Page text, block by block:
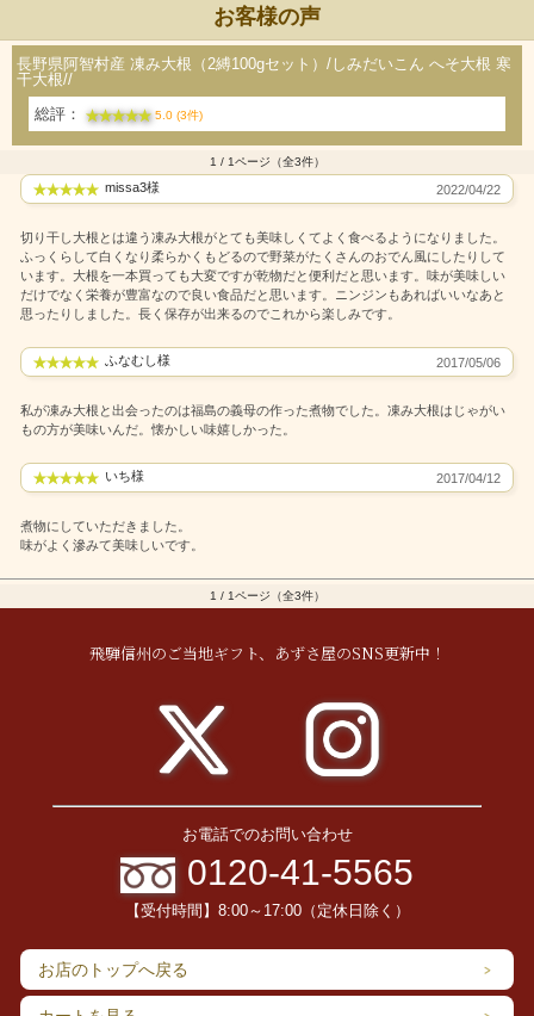
お客様の声
長野県阿智村産 凍み大根（2縛100gセット）/しみだいこん へそ大根 寒
干大根//
総評：
5.0 (3件)
1 / 1ページ（全3件）
missa3様 2022/04/22
切り干し大根とは違う凍み大根がとても美味しくてよく食べるようになりました。
ふっくらして白くなり柔らかくもどるので野菜がたくさんのおでん風にしたりして
います。大根を一本買っても大変ですが乾物だと便利だと思います。味が美味しい
だけでなく栄養が豊富なので良い食品だと思います。ニンジンもあればいいなあと
思ったりしました。長く保存が出来るのでこれから楽しみです。
ふなむし様 2017/05/06
私が凍み大根と出会ったのは福島の義母の作った煮物でした。凍み大根はじゃがい
もの方が美味いんだ。懐かしい味嬉しかった。
いち様 2017/04/12
煮物にしていただきました。
味がよく滲みて美味しいです。
1 / 1ページ（全3件）
飛騨信州のご当地ギフト、あずさ屋のSNS更新中！
お電話でのお問い合わせ
0120-41-5565
【受付時間】8:00～17:00（定休日除く）
お店のトップへ戻る